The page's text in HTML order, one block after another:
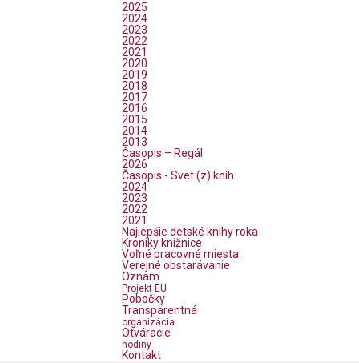
2025
2024
2023
2022
2021
2020
2019
2018
2017
2016
2015
2014
2013
Časopis – Regál
2026
Časopis - Svet (z) kníh
2024
2023
2022
2021
Najlepšie detské knihy roka
Kroniky knižnice
Voľné pracovné miesta
Verejné obstarávanie
Oznam
Projekt EU
Pobočky
Transparentná
organizácia
Otváracie
hodiny
Kontakt